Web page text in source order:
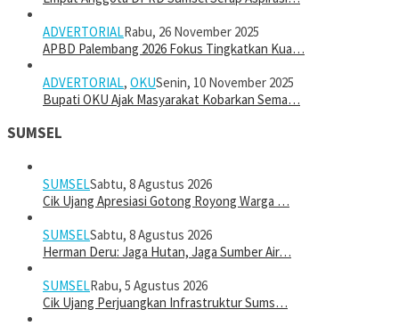
ADVERTORIALRabu, 26 November 2025
APBD Palembang 2026 Fokus Tingkatkan Kua…
ADVERTORIAL, OKUSenin, 10 November 2025
Bupati OKU Ajak Masyarakat Kobarkan Sema…
SUMSEL
SUMSELSabtu, 8 Agustus 2026
Cik Ujang Apresiasi Gotong Royong Warga …
SUMSELSabtu, 8 Agustus 2026
Herman Deru: Jaga Hutan, Jaga Sumber Air…
SUMSELRabu, 5 Agustus 2026
Cik Ujang Perjuangkan Infrastruktur Sums…